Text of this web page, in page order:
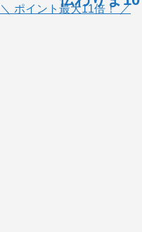
＼ ポイント最大11倍！ ／